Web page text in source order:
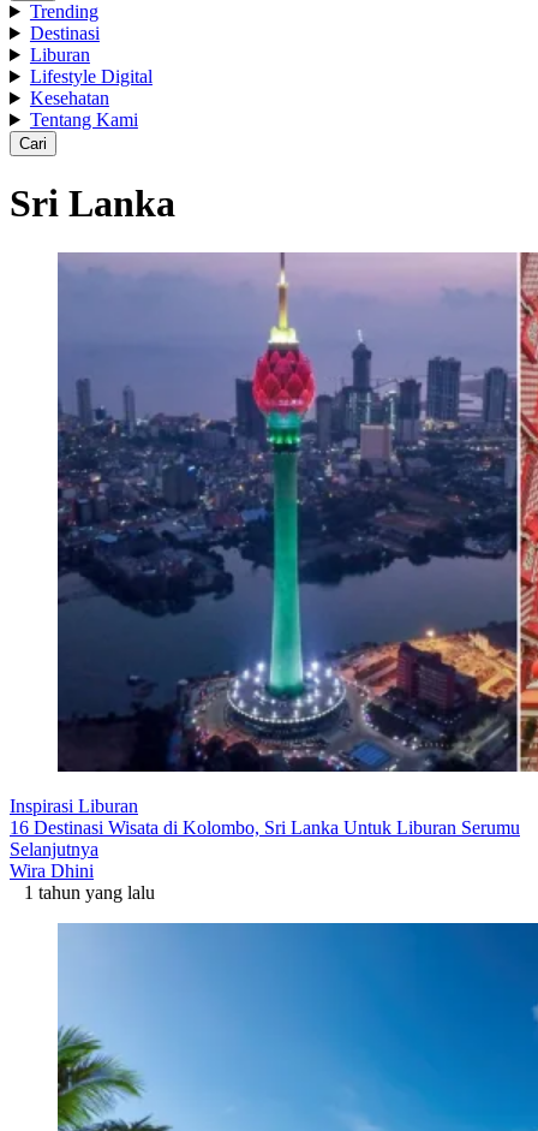
Trending
Destinasi
Liburan
Lifestyle Digital
Kesehatan
Tentang Kami
Cari
Sri Lanka
Inspirasi Liburan
16 Destinasi Wisata di Kolombo, Sri Lanka Untuk Liburan Serumu
Selanjutnya
Wira Dhini
1 tahun yang lalu